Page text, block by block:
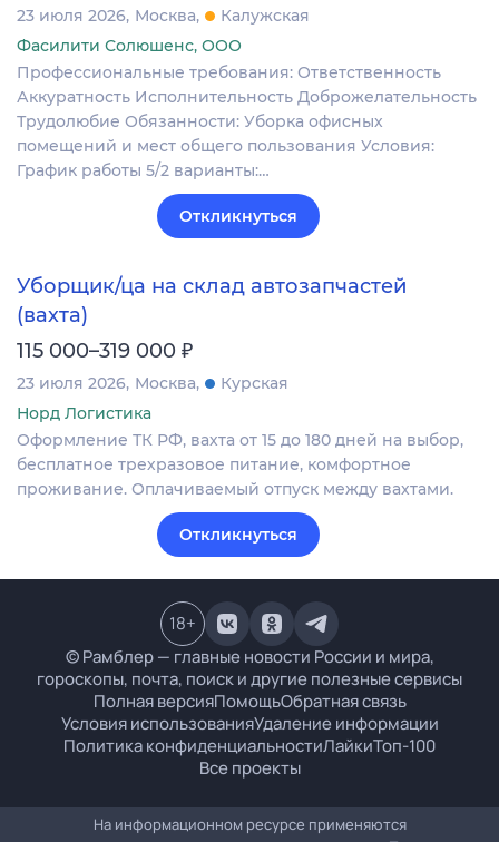
23 июля 2026 Москва
Калужская
Фасилити Солюшенс, ООО
Профессиональные требования: Ответственность
Аккуратность Исполнительность Доброжелательность
Трудолюбие Обязанности: Уборка офисных
помещений и мест общего пользования Условия:
График работы 5/2 варианты:…
Откликнуться
Уборщик/ца на склад автозапчастей
(вахта)
115 000–319 000 ₽
23 июля 2026 Москва
Курская
Норд Логистика
Оформление ТК РФ, вахта от 15 до 180 дней на выбор,
бесплатное трехразовое питание, комфортное
проживание. Оплачиваемый отпуск между вахтами.
Откликнуться
© Рамблер — главные новости России и мира,
гороскопы, почта, поиск и другие полезные сервисы
Полная версияПомощьОбратная связь
Условия использованияУдаление информации
Политика конфиденциальностиЛайкиТоп-100
Все проекты
18+
На информационном ресурсе применяются